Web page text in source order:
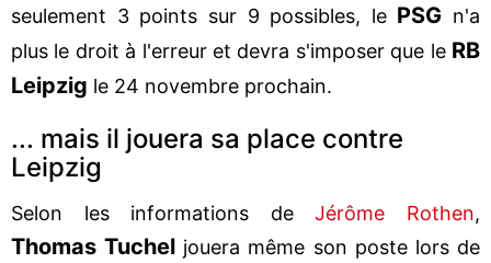
seulement 3 points sur 9 possibles, le PSG n'a
plus le droit à l'erreur et devra s'imposer que le RB
Leipzig le 24 novembre prochain.
... mais il jouera sa place contre
Leipzig
Selon les informations deJérôme Rothen,
Thomas Tuchel jouera même son poste lors de